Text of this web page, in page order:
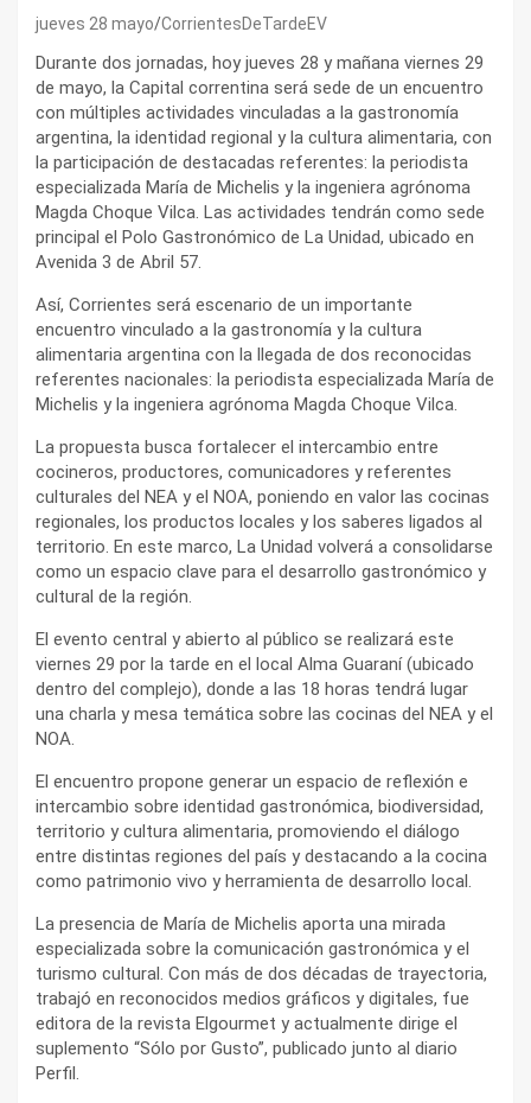
jueves 28 mayo CorrientesDeTardeEV
Durante dos jornadas, hoy jueves 28 y mañana viernes 29
de mayo, la Capital correntina será sede de un encuentro
con múltiples actividades vinculadas a la gastronomía
argentina, la identidad regional y la cultura alimentaria, con
la participación de destacadas referentes: la periodista
especializada María de Michelis y la ingeniera agrónoma
Magda Choque Vilca. Las actividades tendrán como sede
principal el Polo Gastronómico de La Unidad, ubicado en
Avenida 3 de Abril 57.
Así, Corrientes será escenario de un importante
encuentro vinculado a la gastronomía y la cultura
alimentaria argentina con la llegada de dos reconocidas
referentes nacionales: la periodista especializada María de
Michelis y la ingeniera agrónoma Magda Choque Vilca.
La propuesta busca fortalecer el intercambio entre
cocineros, productores, comunicadores y referentes
culturales del NEA y el NOA, poniendo en valor las cocinas
regionales, los productos locales y los saberes ligados al
territorio. En este marco, La Unidad volverá a consolidarse
como un espacio clave para el desarrollo gastronómico y
cultural de la región.
El evento central y abierto al público se realizará este
viernes 29 por la tarde en el local Alma Guaraní (ubicado
dentro del complejo), donde a las 18 horas tendrá lugar
una charla y mesa temática sobre las cocinas del NEA y el
NOA.
El encuentro propone generar un espacio de reflexión e
intercambio sobre identidad gastronómica, biodiversidad,
territorio y cultura alimentaria, promoviendo el diálogo
entre distintas regiones del país y destacando a la cocina
como patrimonio vivo y herramienta de desarrollo local.
La presencia de María de Michelis aporta una mirada
especializada sobre la comunicación gastronómica y el
turismo cultural. Con más de dos décadas de trayectoria,
trabajó en reconocidos medios gráficos y digitales, fue
editora de la revista Elgourmet y actualmente dirige el
suplemento “Sólo por Gusto”, publicado junto al diario
Perfil.